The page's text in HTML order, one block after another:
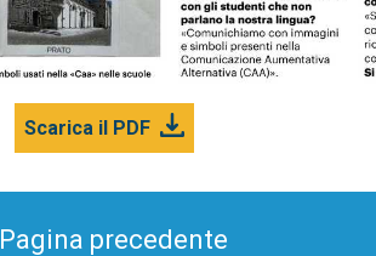
Scarica il PDF
Pagina precedente